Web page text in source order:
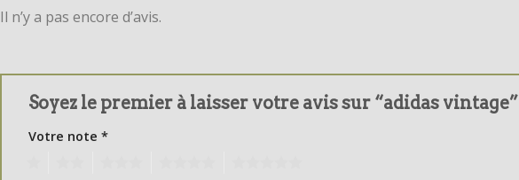
Il n’y a pas encore d’avis.
Soyez le premier à laisser votre avis sur “adidas vintage”
Votre note *